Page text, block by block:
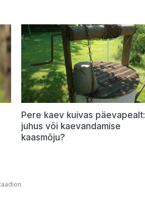
Pere kaev kuivas päevapealt:
juhus või kaevandamise
kaasmõju?